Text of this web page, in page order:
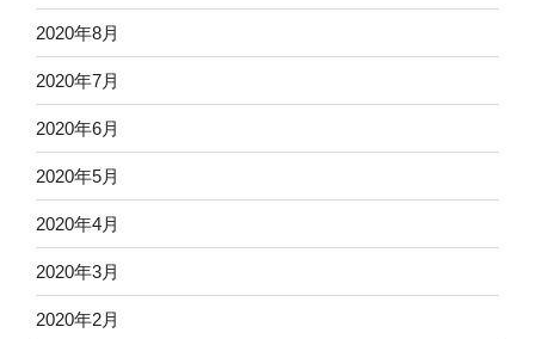
2020年8月
2020年7月
2020年6月
2020年5月
2020年4月
2020年3月
2020年2月